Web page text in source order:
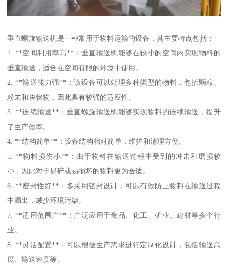
垂直螺旋输送机是一种常用于物料运输的设备，其主要特点包括：
1. **空间利用率高**：垂直输送机能够在较小的空间内实现物料的
垂直输送，适合在空间有限的环境中使用。
2. **输送能力强**：该设备可以处理多种类型的物料，包括颗粒、
粉末和块状物，因此具有较强的适应性。
3. **连续输送**：垂直螺旋输送机能够实现物料的连续输送，提升
了生产效率。
4. **结构简单**：设备结构相对简单，维护和清理方便。
5. **物料损伤小**：由于物料在输送过程中受到的冲击和磨损较
小，因此对于易碎或易损坏的物料更为合适。
6. **密封性好**：多采用密封设计，可以有效防止物料在输送过程
中漏出，减少环境污染。
7. **适用范围广**：广泛应用于食品、化工、矿业、建材等多个行
业。
8. **灵活配置**：可以根据生产需求进行定制化设计，包括输送高
度、输送速度等。